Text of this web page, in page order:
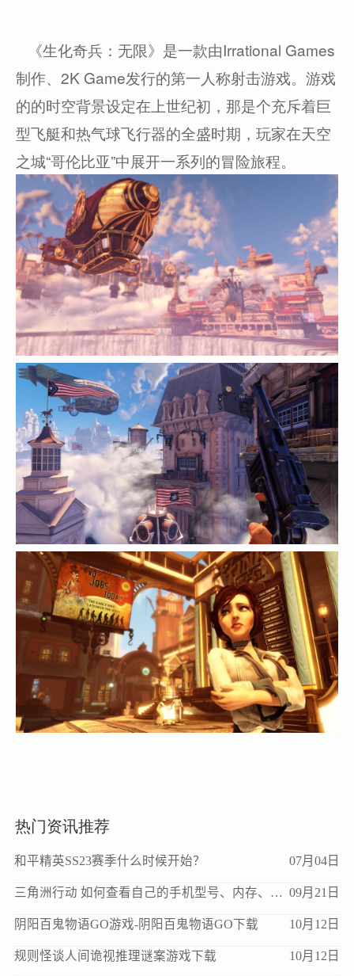
《生化奇兵：无限》是一款由Irrational Games
制作、2K Game发行的第一人称射击游戏。游戏
的的时空背景设定在上世纪初，那是个充斥着巨
型飞艇和热气球飞行器的全盛时期，玩家在天空
之城“哥伦比亚”中展开一系列的冒险旅程。
热门资讯推荐
和平精英SS23赛季什么时候开始？ 07月04日
三角洲行动 如何查看自己的手机型号、内存、处理器、版本等信息？ 09月21日
阴阳百鬼物语GO游戏-阴阳百鬼物语GO下载 10月12日
规则怪谈人间诡视推理谜案游戏下载 10月12日